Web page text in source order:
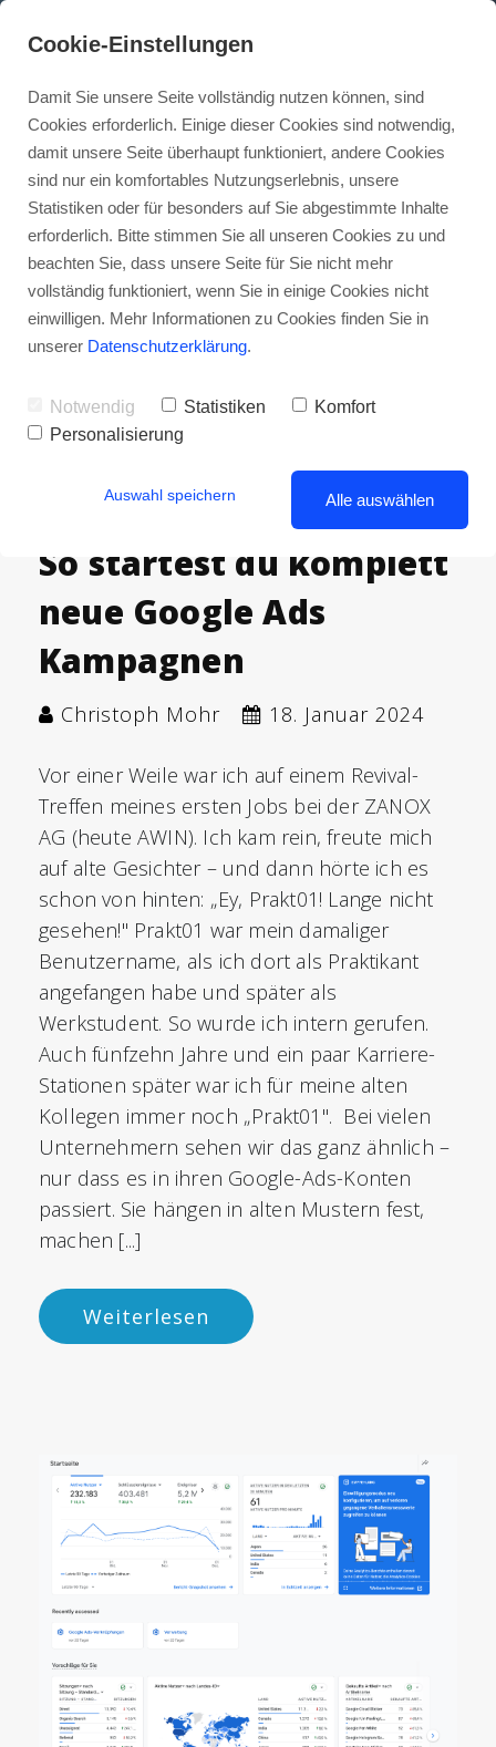
So startest du komplett
neue Google Ads
Kampagnen
Christoph Mohr 18. Januar 2024
Vor einer Weile war ich auf einem Revival-
Treffen meines ersten Jobs bei der ZANOX
AG (heute AWIN). Ich kam rein, freute mich
auf alte Gesichter – und dann hörte ich es
schon von hinten: „Ey, Prakt01! Lange nicht
gesehen!" Prakt01 war mein damaliger
Benutzername, als ich dort als Praktikant
angefangen habe und später als
Werkstudent. So wurde ich intern gerufen.
Auch fünfzehn Jahre und ein paar Karriere-
Stationen später war ich für meine alten
Kollegen immer noch „Prakt01". Bei vielen
Unternehmern sehen wir das ganz ähnlich –
nur dass es in ihren Google-Ads-Konten
passiert. Sie hängen in alten Mustern fest,
machen [...]
Weiterlesen
Cookie-Einstellungen
Damit Sie unsere Seite vollständig nutzen können, sind
Cookies erforderlich. Einige dieser Cookies sind notwendig,
damit unsere Seite überhaupt funktioniert, andere Cookies
sind nur ein komfortables Nutzungserlebnis, unsere
Statistiken oder für besonders auf Sie abgestimmte Inhalte
erforderlich. Bitte stimmen Sie all unseren Cookies zu und
beachten Sie, dass unsere Seite für Sie nicht mehr
vollständig funktioniert, wenn Sie in einige Cookies nicht
einwilligen. Mehr Informationen zu Cookies finden Sie in
unserer Datenschutzerklärung.
Notwendig Statistiken
Komfort
Personalisierung
Auswahl speichern Alle auswählen